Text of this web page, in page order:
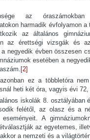
az
harmadik évfolyamon
az általános
az érettségi vizsgák és
negyedik évben összesen
esetében a
[2]
ez a többletóra
heti két óra, vagyis évi
iskolák 8. osztályában
felétől, az olasz és a
A
az egyetemes,
a nemzeti és a